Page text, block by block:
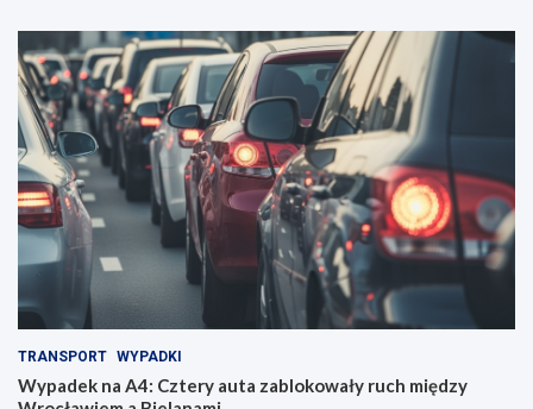
TRANSPORT WYPADKI
Wypadek na A4: Cztery auta zablokowały ruch między